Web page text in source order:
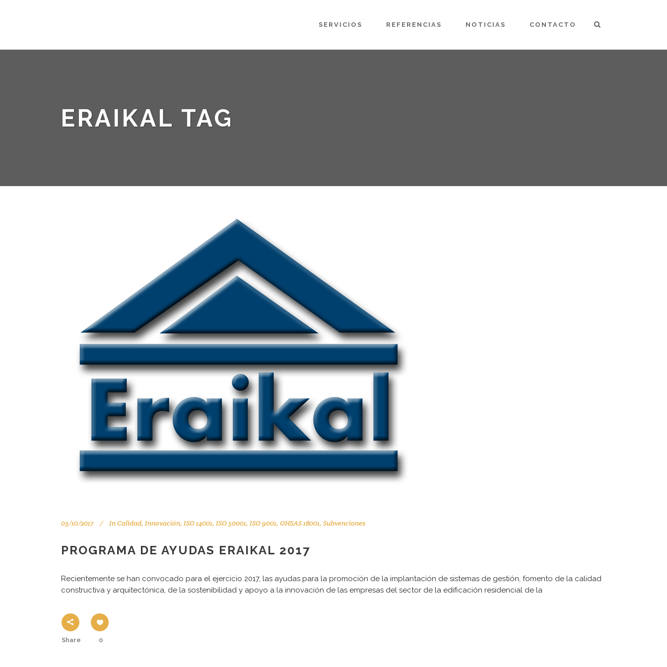
SERVICIOS REFERENCIAS NOTICIAS CONTACTO
ERAIKAL TAG
03/10/2017 InCalidad, Innovación, ISO 14001, ISO 50001, ISO 9001, OHSAS 18001, Subvenciones
PROGRAMA DE AYUDAS ERAIKAL 2017
Recientemente se han convocado para el ejercicio 2017, las ayudas para la promoción de la implantación de sistemas de gestión, fomento de la calidad
constructiva y arquitectónica, de la sostenibilidad y apoyo a la innovación de las empresas del sector de la edificación residencial de la
Share 0
Tu consultor de confianza
Aviso legal
Dirección:
48100 Mungia BIZKAIA
Teléfono: +34 644000970